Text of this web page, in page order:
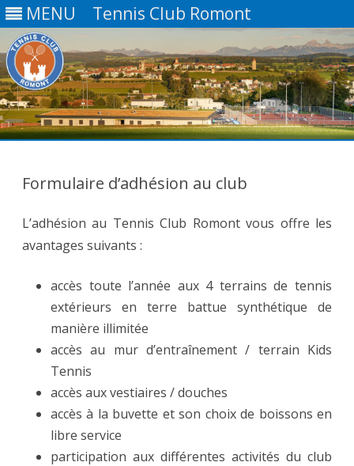
MENU Tennis Club Romont
Formulaire d’adhésion au club
L’adhésion au Tennis Club Romont vous offre les
avantages suivants :
accès toute l’année aux 4 terrains de tennis
extérieurs en terre battue synthétique de
manière illimitée
accès au mur d’entraînement / terrain Kids
Tennis
accès aux vestiaires / douches
accès à la buvette et son choix de boissons en
libre service
participation aux différentes activités du club